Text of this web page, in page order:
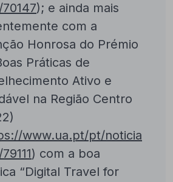
); e ainda mais
com a
Honrosa do Prémio
Práticas de
Ativo e
na Região Centro
www.ua.pt/pt/noticia
) com a boa
“Digital Travel for